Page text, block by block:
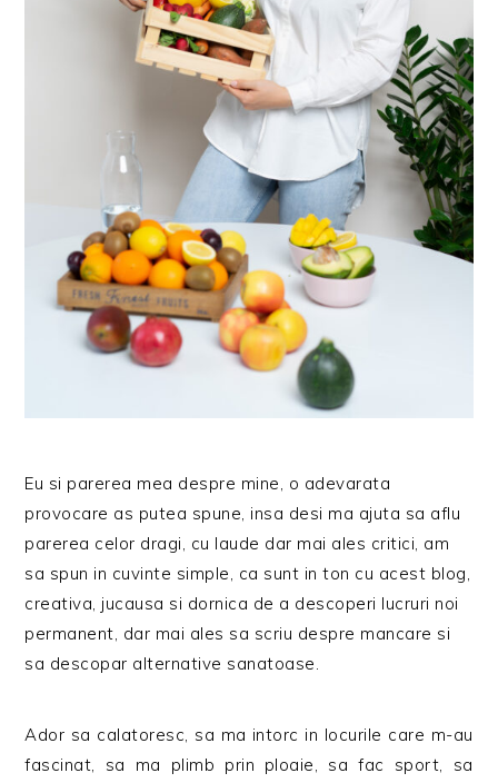
Eu si parerea mea despre mine, o adevarata
provocare as putea spune, insa desi ma ajuta sa aflu
parerea celor dragi, cu laude dar mai ales critici, am
sa spun in cuvinte simple, ca sunt in ton cu acest blog,
creativa, jucausa si dornica de a descoperi lucruri noi
permanent, dar mai ales sa scriu despre mancare si
sa descopar alternative sanatoase.
Ador sa calatoresc, sa ma intorc in locurile care m-au
fascinat, sa ma plimb prin ploaie, sa fac sport, sa